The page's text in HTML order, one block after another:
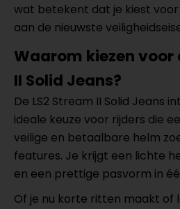
wat betekent dat je kiest
aan de nieuwste
Waarom kiezen voor
II Solid Jeans?
De LS2 Stream II Solid Jeans
ideale keuze voor rijders die
veilige en betaalbare helm
features. Je krijgt een lichte
en een prettige pasvorm in
Of je nu korte ritten maakt of